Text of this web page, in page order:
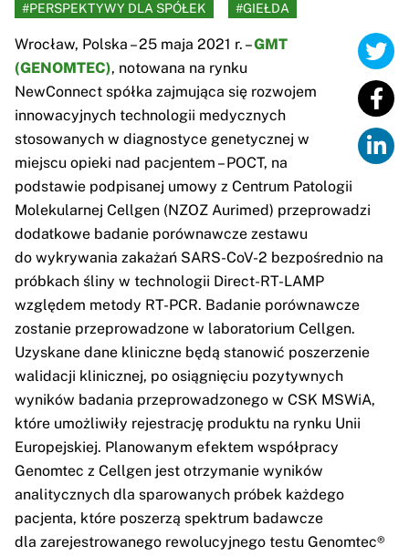
#PERSPEKTYWY DLA SPÓŁEK
#GIEŁDA
Wrocław, Polska – 25 maja 2021 r. –GMT
(GENOMTEC), notowana na rynku
NewConnect spółka zajmująca się rozwojem
innowacyjnych technologii medycznych
stosowanych w diagnostyce genetycznej w
miejscu opieki nad pacjentem – POCT, na
podstawie podpisanej umowy z Centrum Patologii
Molekularnej Cellgen (NZOZ Aurimed) przeprowadzi
dodatkowe badanie porównawcze zestawu
do wykrywania zakażań SARS-CoV-2 bezpośrednio na
próbkach śliny w technologii Direct-RT-LAMP
względem metody RT-PCR. Badanie porównawcze
zostanie przeprowadzone w laboratorium Cellgen.
Uzyskane dane kliniczne będą stanowić poszerzenie
walidacji klinicznej, po osiągnięciu pozytywnych
wyników badania przeprowadzonego w CSK MSWiA,
które umożliwiły rejestrację produktu na rynku Unii
Europejskiej. Planowanym efektem współpracy
Genomtec z Cellgen jest otrzymanie wyników
analitycznych dla sparowanych próbek każdego
pacjenta, które poszerzą spektrum badawcze
dla zarejestrowanego rewolucyjnego testu Genomtec®